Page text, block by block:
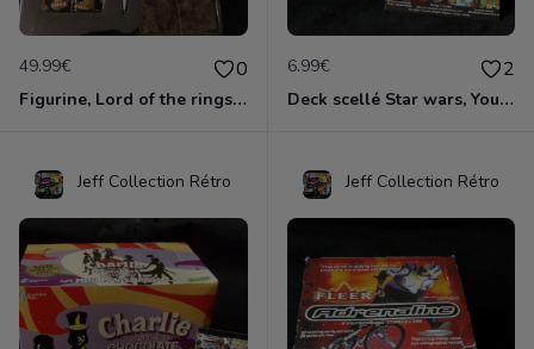
49.99€ 0
Figurine, Lord of the rings, Frodon Sacquet, Haute qualité, plastique et tissu, cuir et métal
6.99€ 2
Deck scellé Star wars, Young Jedi, Menace of Darth Maul, édition 1999
Jeff Collection Rétro Jeff Collection Rétro